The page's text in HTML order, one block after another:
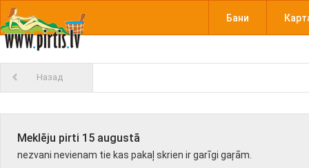
Бани
Назад
Meklēju pirti 15 augustā
nezvani nevienam tie kas pakaļ skrien ir garīgi gaŗām.